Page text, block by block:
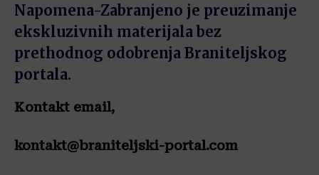
Napomena-Zabranjeno je preuzimanje
ekskluzivnih materijala bez
prethodnog odobrenja Braniteljskog
portala.
Kontakt email,
kontakt@braniteljski-portal.com